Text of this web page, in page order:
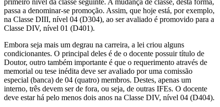
passa a denominar-se promoção. Assim, que hoje está, por exemplo,
na Classe DIII, nível 04 (D304), ao ser avaliado é promovido para a
Classe DIV, nível 01 (D401).
Embora seja mais um degrau na carreira, a lei criou alguns
condicionantes. O principal deles é de o docente possuir título de
Doutor, outro também importante é que o requerimento através de
memorial ou tese inédita deve ser avaliado por uma comissão
especial (banca) de 04 (quatro) membros. Destes, apenas um
interno, três devem ser de fora, ou seja, de outras IFEs. O docente
deve estar há pelo menos dois anos na Classe DIV, nível 04 (D404).